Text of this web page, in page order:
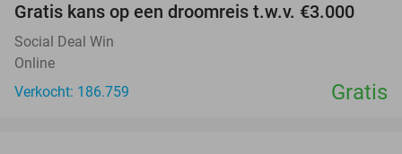
Gratis kans op een droomreis t.w.v. €3.000
Social Deal Win
Online
Verkocht: 186.759
Gratis